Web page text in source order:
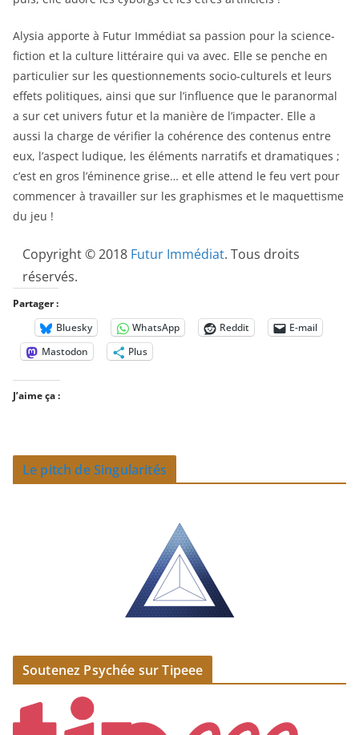
Alysia apporte à Futur Immédiat sa passion pour la science-
fiction et la culture littéraire qui va avec. Elle se penche en
particulier sur les questionnements socio-culturels et leurs
effets politiques, ainsi que sur l’influence que le paranormal
a sur cet univers futur et la manière de l’impacter. Elle a
aussi la charge de vérifier la cohérence des contenus entre
eux, l’aspect ludique, les éléments narratifs et dramatiques ;
c’est en gros l’éminence grise… et elle attend le feu vert pour
commencer à travailler sur les graphismes et le maquettisme
du jeu !
Copyright © 2018 Futur Immédiat. Tous droits
réservés.
Partager :
Bluesky
WhatsApp Reddit
E-mail
Mastodon
Plus
J’aime ça :
Le pitch de Singularités
Soutenez Psychée sur Tipeee